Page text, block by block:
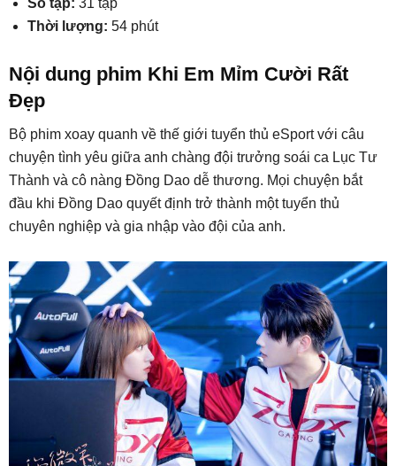
Số tập: 31 tập
Thời lượng: 54 phút
Nội dung phim Khi Em Mỉm Cười Rất
Đẹp
Bộ phim xoay quanh về thế giới tuyển thủ eSport với câu
chuyện tình yêu giữa anh chàng đội trưởng soái ca Lục Tư
Thành và cô nàng Đồng Dao dễ thương. Mọi chuyện bắt
đầu khi Đồng Dao quyết định trở thành một tuyển thủ
chuyên nghiệp và gia nhập vào đội của anh.